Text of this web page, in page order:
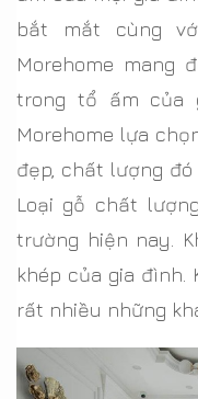
bắt mắt cùng
Morehome mang
trong tổ ấm của
Morehome lựa
đẹp, chất lượng đó
Loại gỗ chất
trường hiện nay.
khép của gia
rất nhiều những